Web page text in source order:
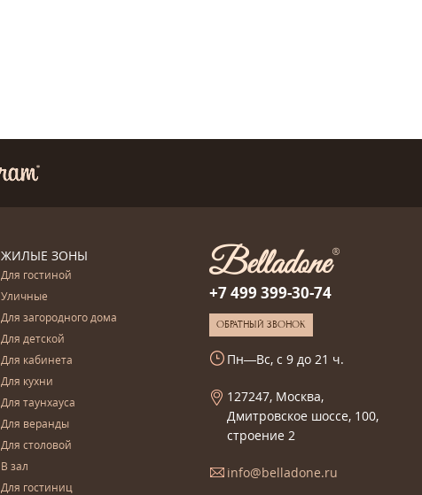
ЖИЛЫЕ ЗОНЫ
Для гостиной
Уличные
Для загородного дома
Для детской
Для кабинета
Для кухни
Для таунхауса
Для веранды
Для столовой
В зал
Для гостиниц
+7 499 399-30-74
ОБРАТНЫЙ ЗВОНОК
Пн—Вс, с 9 до 21 ч.
127247, Москва,
Дмитровское шоссе, 100,
строение 2
info@belladone.ru